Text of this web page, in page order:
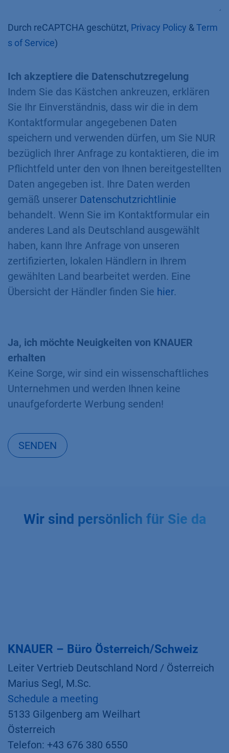
Durch reCAPTCHA geschützt, Privacy Policy & Term
s of Service)
Ich akzeptiere die Datenschutzregelung
Indem Sie das Kästchen ankreuzen, erklären
Sie Ihr Einverständnis, dass wir die in dem
Kontaktformular angegebenen Daten
speichern und verwenden dürfen, um Sie NUR
bezüglich Ihrer Anfrage zu kontaktieren, die im
Pflichtfeld unter den von Ihnen bereitgestellten
Daten angegeben ist. Ihre Daten werden
gemäß unserer Datenschutzrichtlinie
behandelt. Wenn Sie im Kontaktformular ein
anderes Land als Deutschland ausgewählt
haben, kann Ihre Anfrage von unseren
zertifizierten, lokalen Händlern in Ihrem
gewählten Land bearbeitet werden. Eine
Übersicht der Händler finden Sie hier.
Ja, ich möchte Neuigkeiten von KNAUER
erhalten
Keine Sorge, wir sind ein wissenschaftliches
Unternehmen und werden Ihnen keine
unaufgeforderte Werbung senden!
SENDEN
Wir sind persönlich für Sie da
KNAUER – Büro Österreich/Schweiz
Leiter Vertrieb Deutschland Nord / Österreich
Marius Segl, M.Sc.
Schedule a meeting
5133 Gilgenberg am Weilhart
Österreich
Telefon: +43 676 380 6550